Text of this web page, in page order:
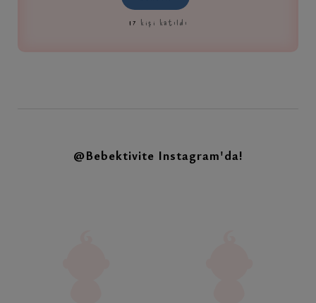
17 kişi katıldı
@Bebektivite Instagram'da!